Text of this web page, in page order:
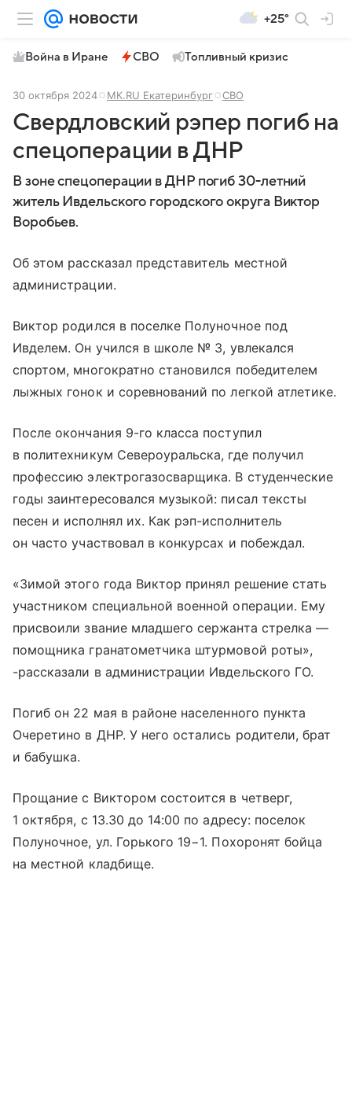
+25°
Война в Иране СВО Топливный кризис
30 октября 2024 МК.RU Екатеринбург СВО
Свердловский рэпер погиб на
спецоперации в ДНР
В зоне спецоперации в ДНР погиб 30-летний
житель Ивдельского городского округа Виктор
Воробьев.
Об этом рассказал представитель местной
администрации.
Виктор родился в поселке Полуночное под
Ивделем. Он учился в школе № 3, увлекался
спортом, многократно становился победителем
лыжных гонок и соревнований по легкой атлетике.
После окончания 9-го класса поступил
в политехникум Североуральска, где получил
профессию электрогазосварщика. В студенческие
годы заинтересовался музыкой: писал тексты
песен и исполнял их. Как рэп-исполнитель
он часто участвовал в конкурсах и побеждал.
«Зимой этого года Виктор принял решение стать
участником специальной военной операции. Ему
присвоили звание младшего сержанта стрелка —
помощника гранатометчика штурмовой роты»,
-рассказали в администрации Ивдельского ГО.
Погиб он 22 мая в районе населенного пункта
Очеретино в ДНР. У него остались родители, брат
и бабушка.
Прощание с Виктором состоится в четверг,
1 октября, с 13.30 до 14:00 по адресу: поселок
Полуночное, ул. Горького 19−1. Похоронят бойца
на местной кладбище.